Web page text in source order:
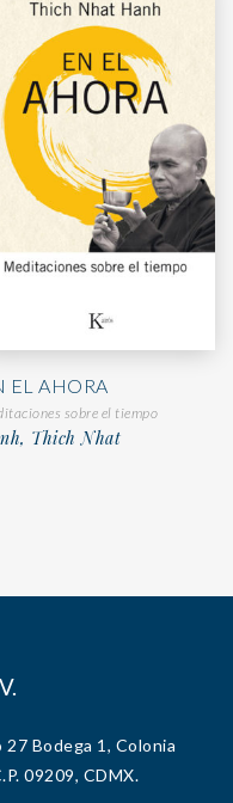
EL AHORA
sobre el tiempo
Thich Nhat
27 Bodega 1, Colonia
09209, CDMX.